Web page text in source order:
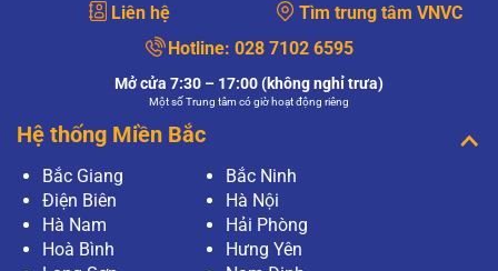
Liên hệ
Tìm trung tâm VNVC
Hotline: 028 7102 6595
Mở cửa 7:30 – 17:00 (không nghỉ trưa)
Một số Trung tâm có giờ hoạt động riêng
Hệ thống Miền Bắc
Bắc Giang
Bắc Ninh
Điện Biên
Hà Nội
Hà Nam
Hải Phòng
Hoà Bình
Hưng Yên